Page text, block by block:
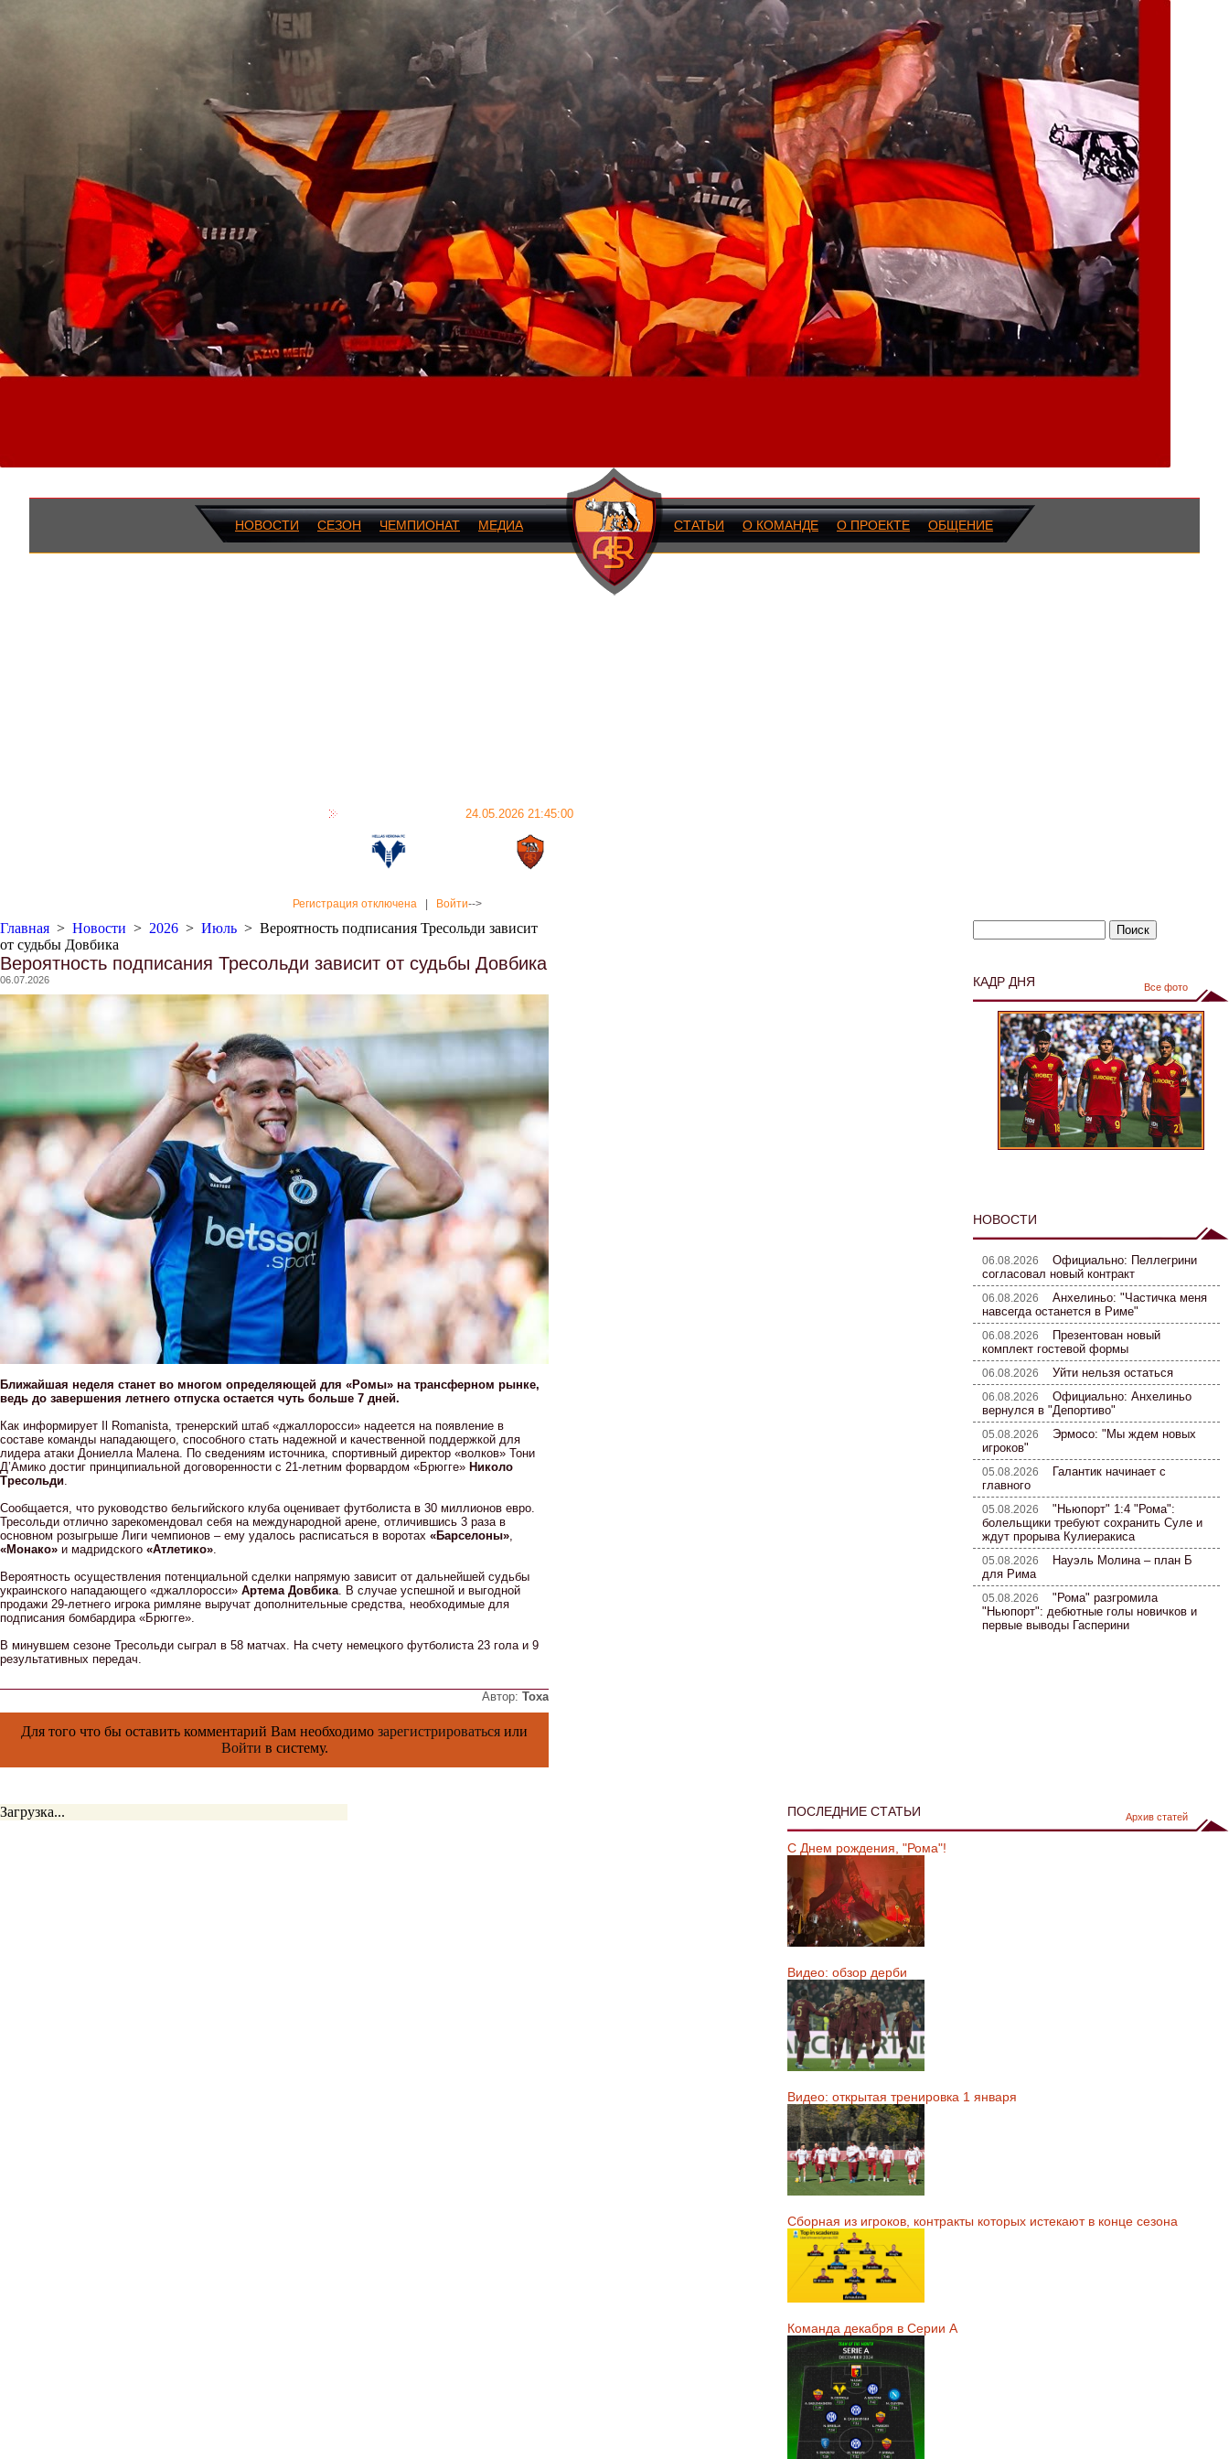
НОВОСТИ СЕЗОН ЧЕМПИОНАТ МЕДИА СТАТЬИ О КОМАНДЕ О ПРОЕКТЕ ОБЩЕНИЕ
24.05.2026 21:45:00
Регистрация отключена Войти-->
Главная > Новости > 2026 > Июль > Вероятность подписания Тресольди зависит
от судьбы Довбика
Вероятность подписания Тресольди зависит от судьбы Довбика
06.07.2026
Ближайшая неделя станет во многом определяющей для «Ромы» на трансферном рынке,
ведь до завершения летнего отпуска остается чуть больше 7 дней.
Как информирует Il Romanista, тренерский штаб «джаллоросси» надеется на появление в
составе команды нападающего, способного стать надежной и качественной поддержкой для
лидера атаки Дониелла Малена. По сведениям источника, спортивный директор «волков» Тони
Д’Амико достиг принципиальной договоренности с 21-летним форвардом «Брюгге» Николо
Тресольди.
Сообщается, что руководство бельгийского клуба оценивает футболиста в 30 миллионов евро.
Тресольди отлично зарекомендовал себя на международной арене, отличившись 3 раза в
основном розыгрыше Лиги чемпионов – ему удалось расписаться в воротах «Барселоны»,
«Монако» и мадридского «Атлетико».
Вероятность осуществления потенциальной сделки напрямую зависит от дальнейшей судьбы
украинского нападающего «джаллоросси» Артема Довбика. В случае успешной и выгодной
продажи 29-летнего игрока римляне выручат дополнительные средства, необходимые для
подписания бомбардира «Брюгге».
В минувшем сезоне Тресольди сыграл в 58 матчах. На счету немецкого футболиста 23 гола и 9
результативных передач.
Автор: Тоха
Для того что бы оставить комментарий Вам необходимо зарегистрироваться или
Войти в систему.
КАДР ДНЯ Все фото
НОВОСТИ
06.08.2026 Официально: Пеллегрини
согласовал новый контракт
06.08.2026 Анхелиньо: "Частичка меня
навсегда останется в Риме"
06.08.2026
Презентован новый
комплект гостевой формы
06.08.2026 Уйти нельзя остаться
06.08.2026 Официально: Анхелиньо
вернулся в "Депортиво"
05.08.2026 Эрмосо: "Мы ждем новых
игроков"
05.08.2026
Галантик начинает с
главного
05.08.2026 "Ньюпорт" 1:4 "Рома":
болельщики требуют сохранить Суле и
ждут прорыва Кулиеракиса
05.08.2026
Науэль Молина – план Б
для Рима
05.08.2026 "Рома" разгромила
"Ньюпорт": дебютные голы новичков и
первые выводы Гасперини
Загрузка... ПОСЛЕДНИЕ СТАТЬИ Архив статей
С Днем рождения, "Рома"!
Видео: обзор дерби
Видео: открытая тренировка 1 января
Сборная из игроков, контракты которых истекают в конце сезона
Команда декабря в Серии А